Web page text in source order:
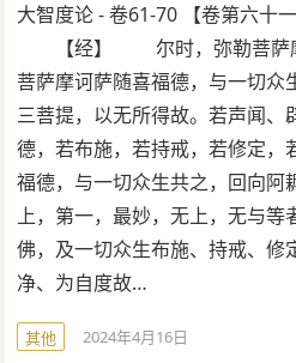
大智度论 - 卷61-70 【卷第六十
【经】 尔时，弥勒菩萨摩
菩萨摩诃萨随喜福德，与一切众
三菩提，以无所得故。若声闻、
德，若布施，若持戒，若修定，
福德，与一切众生共之，回向阿
上，第一，最妙，无上，无与等
佛，及一切众生布施、持戒、修
净、为自度故…
其他 2024年4月16日